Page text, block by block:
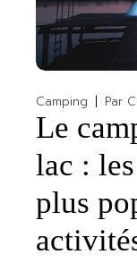
Camping Par
Le
lac :
plus